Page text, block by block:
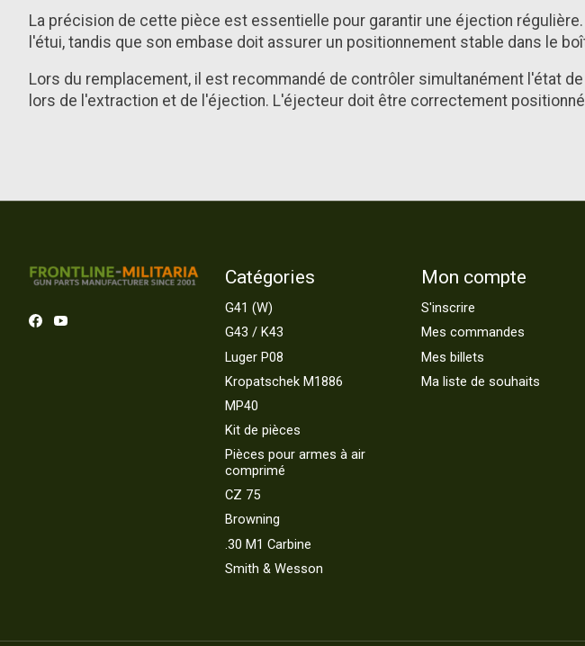
La précision de cette pièce est essentielle pour garantir une éjection
l'étui, tandis que son embase doit assurer un positionnement stable dans le
Lors du remplacement, il est recommandé de contrôler simultanément l'état
lors de l'extraction et de l'éjection. L'éjecteur doit être correctement
Catégories
G41 (W)
G43 / K43
Luger P08
Kropatschek M1886
MP40
Kit de pièces
Pièces pour armes à air
comprimé
CZ 75
Browning
.30 M1 Carbine
Smith & Wesson
Mon compte
S'inscrire
Mes commandes
Mes billets
Ma liste de souhaits